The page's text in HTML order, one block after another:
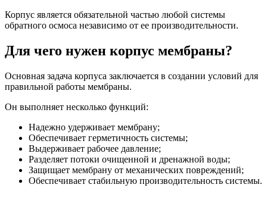
Корпус является обязательной частью любой системы
обратного осмоса независимо от ее производительности.
Для чего нужен корпус мембраны?
Основная задача корпуса заключается в создании условий для
правильной работы мембраны.
Он выполняет несколько функций:
Надежно удерживает мембрану;
Обеспечивает герметичность системы;
Выдерживает рабочее давление;
Разделяет потоки очищенной и дренажной воды;
Защищает мембрану от механических повреждений;
Обеспечивает стабильную производительность системы.